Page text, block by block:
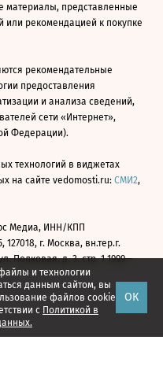
и технологии
данным сайтом, вы
файлов cookie
с Политикой в
ОК
материалы, представленные
или рекомендацией к покупке
рекомендательные
предоставления
и анализа сведений,
сети «Интернет»,
Федерации).
технологий в виджетах
на сайте vedomosti.ru: СМИ2,
Медиа, ИНН/КПП
127018, г. Москва, вн.тер.г.
Полковая, д. 3, стр. 1 1999—